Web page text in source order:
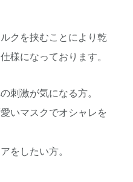
クを挟むことにより乾
様になっております。
刺激が気になる方。
いマスクでオシャレを
をしたい方。